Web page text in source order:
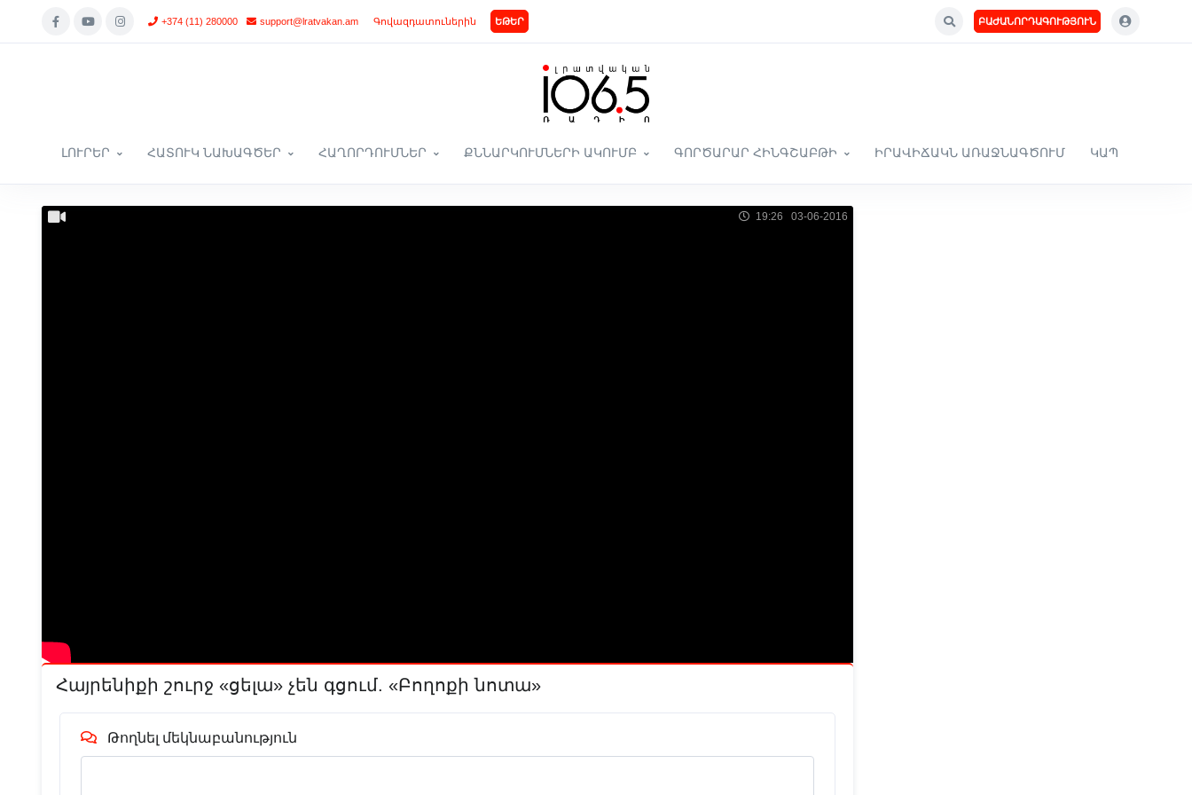
+374 (11) 280000 support@lratvakan.am Գովազդատուներին ԵԹԵՐ ԲԱԺԱՆՈՐԴԱԳՈՒԹՅՈՒՆ
ԼՈՒՐԵՐ ՀԱՏՈՒԿ ՆԱԽԱԳԾԵՐ ՀԱՂՈՐԴՈՒՄՆԵՐ ՔՆՆԱՐԿՈՒՄՆԵՐԻ ԱԿՈՒՄԲ ԳՈՐԾԱՐԱՐ ՀԻՆԳՇԱԲԹԻ ԻՐԱՎԻՃԱԿՆ ԱՌԱՋՆԱԳԾՈՒՄ ԿԱՊ
19:26 03-06-2016
Հայրենիքի շուրջ «ցելա» չեն գցում. «Բողոքի նոտա»
Թողնել մեկնաբանություն